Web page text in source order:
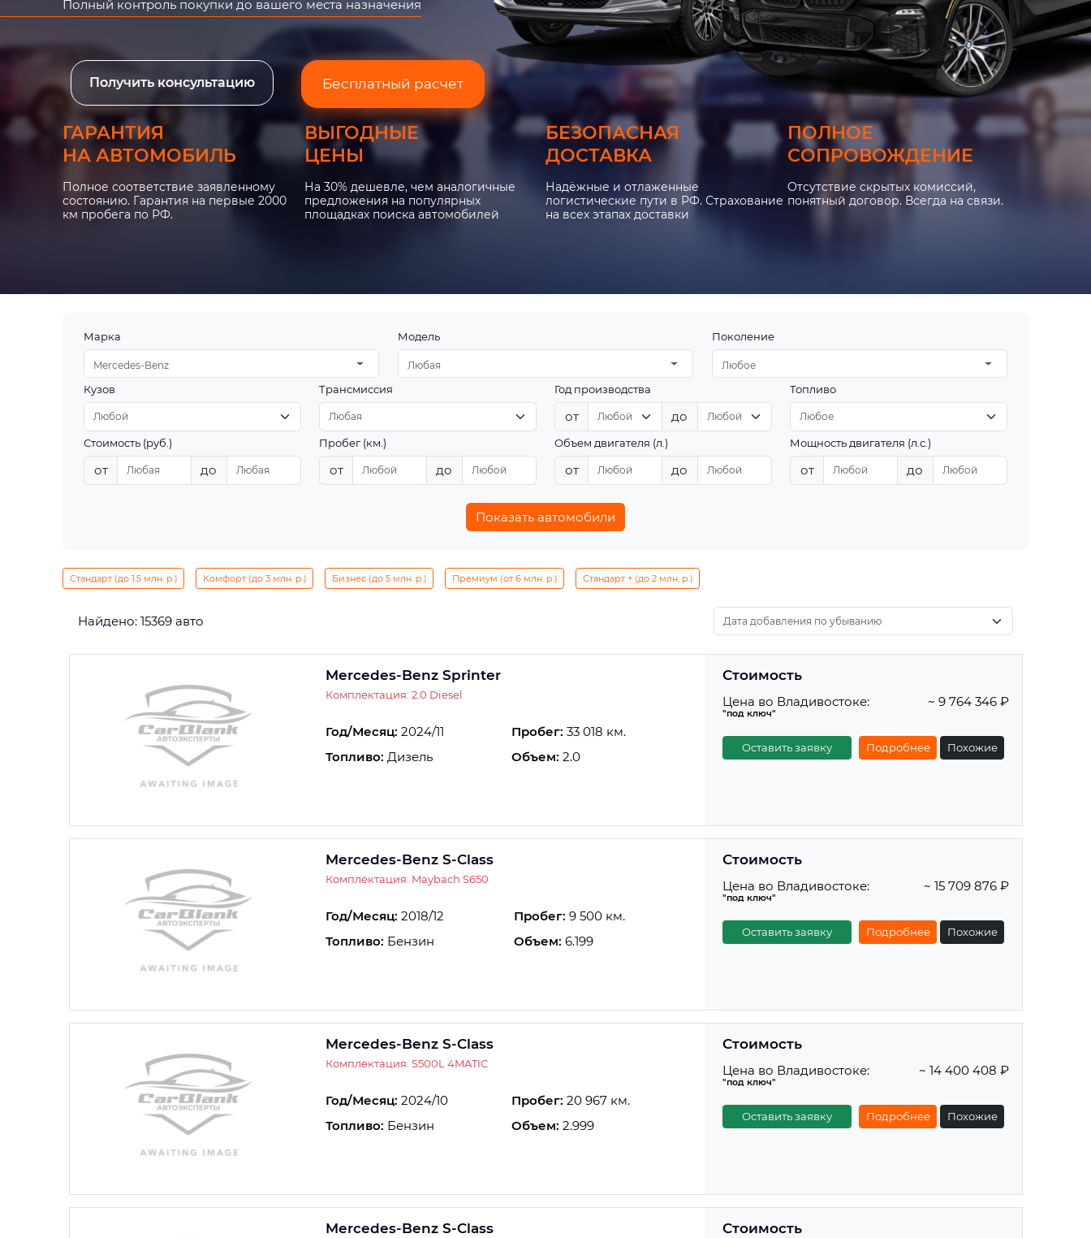
Полный контроль покупки до вашего места назначения
Получить консультацию Бесплатный расчет
ГАРАНТИЯ
НА АВТОМОБИЛЬ
Полное соответствие заявленному
состоянию. Гарантия на первые 2000
км пробега по РФ.
ВЫГОДНЫЕ
ЦЕНЫ
На 30% дешевле, чем аналогичные
предложения на популярных
площадках поиска автомобилей
БЕЗОПАСНАЯ
ДОСТАВКА
Надёжные и отлаженные
логистические пути в РФ. Страхование
на всех этапах доставки
ПОЛНОЕ
СОПРОВОЖДЕНИЕ
Отсутствие скрытых комиссий,
понятный договор. Всегда на связи.
Марка
Mercedes-Benz
Модель
Любая
Поколение
Любое
Кузов Трансмиссия Год производства
от до
Топливо
Стоимость (руб.)
от до
Пробег (км.)
от до
Объем двигателя (л.)
от до
Мощность двигателя (л.с.)
от до
Показать автомобили
Стандарт (до 1.5 млн. р.) Комфорт (до 3 млн. р.) Бизнес (до 5 млн. р.) Премиум (от 6 млн. р.) Стандарт + (до 2 млн. р.)
Найдено: 15369 авто
Mercedes-Benz Sprinter
Комплектация: 2.0 Diesel
Год/Месяц: 2024/11 Пробег: 33 018 км.
Топливо: Дизель Объем: 2.0
Стоимость
Цена во Владивостоке:
"под ключ"
~ 9 764 346 ₽
Оставить заявку Подробнее Похожие
Mercedes-Benz S-Class
Комплектация: Maybach S650
Год/Месяц: 2018/12 Пробег: 9 500 км.
Топливо: Бензин Объем: 6.199
Стоимость
Цена во Владивостоке:
"под ключ"
~ 15 709 876 ₽
Оставить заявку Подробнее Похожие
Mercedes-Benz S-Class
Комплектация: S500L 4MATIC
Год/Месяц: 2024/10 Пробег: 20 967 км.
Топливо: Бензин Объем: 2.999
Стоимость
Цена во Владивостоке:
"под ключ"
~ 14 400 408 ₽
Оставить заявку Подробнее Похожие
Mercedes-Benz S-Class Стоимость